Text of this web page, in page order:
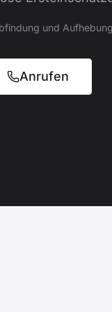
und
Anrufen